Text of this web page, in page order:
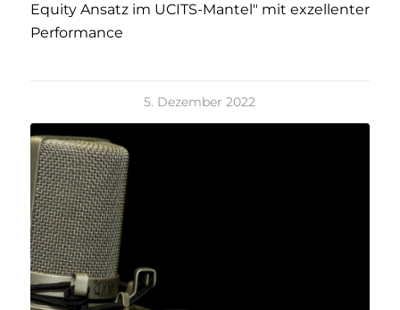
Equity Ansatz im UCITS-Mantel" mit exzellenter
Performance
5. Dezember 2022